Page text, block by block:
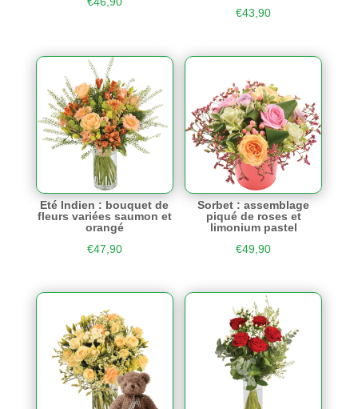
€43,90
Eté Indien : bouquet de
fleurs variées saumon et
orangé
€47,90
Sorbet : assemblage
piqué de roses et
limonium pastel
€49,90